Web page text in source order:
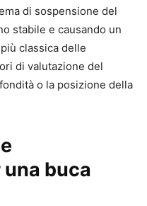
di sospensione del
stabile e causando un
classica delle
di valutazione del
o la posizione della
una buca